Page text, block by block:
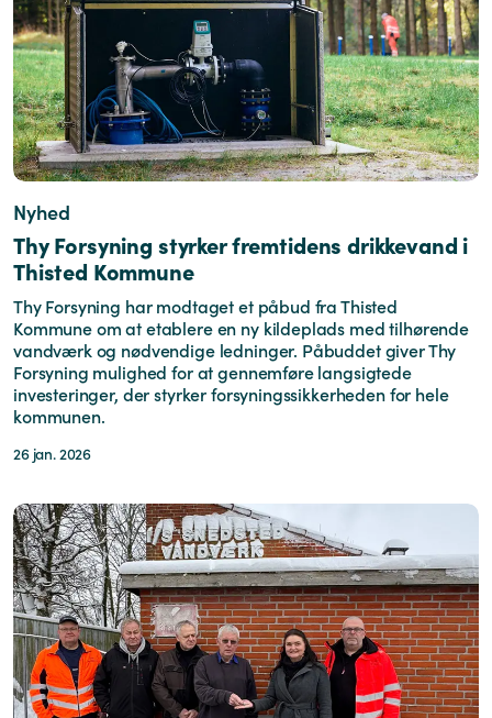
Nyhed
Thy Forsyning styrker fremtidens drikkevand i
Thisted Kommune
Thy Forsyning har modtaget et påbud fra Thisted
Kommune om at etablere en ny kildeplads med tilhørende
vandværk og nødvendige ledninger. Påbuddet giver Thy
Forsyning mulighed for at gennemføre langsigtede
investeringer, der styrker forsyningssikkerheden for hele
kommunen.
26 jan. 2026